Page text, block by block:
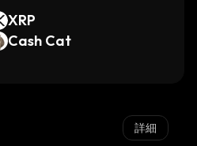
XRP
Cash Cat
詳細